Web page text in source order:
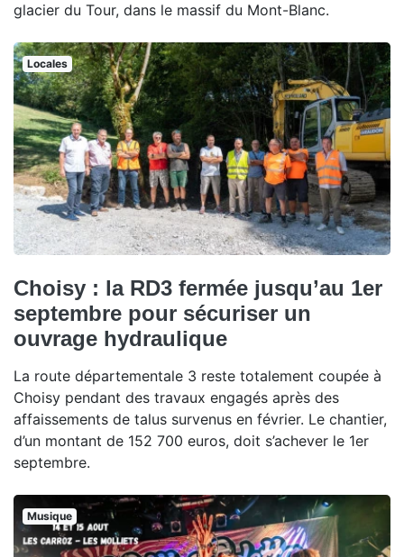
glacier du Tour, dans le massif du Mont-Blanc.
Locales
Choisy : la RD3 fermée jusqu’au 1er
septembre pour sécuriser un
ouvrage hydraulique
La route départementale 3 reste totalement coupée à
Choisy pendant des travaux engagés après des
affaissements de talus survenus en février. Le chantier,
d’un montant de 152 700 euros, doit s’achever le 1er
septembre.
Musique